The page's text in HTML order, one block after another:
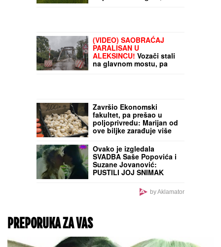
SPECIJALNA VEČERA SA
DEVOJKOM I MAJKOM
Matora okupila najdraže
ljude: Evo gde se
Kupcu idu vinograd,
bašta - i nameštaj (FOTO)